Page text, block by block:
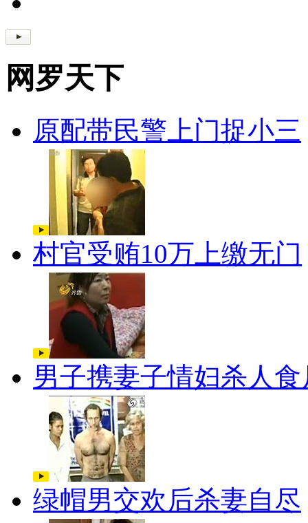
网罗天下
原配带民警上门捉小三
村官受贿10万上缴无门
男子携妻子情妇杀人食
绿帽男交欢后杀妻自尽